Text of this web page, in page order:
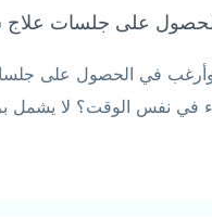
على جلسات
في الحصول على
نفس الوقت؟ لا يشمل